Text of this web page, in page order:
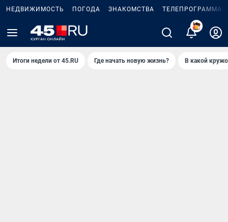
НЕДВИЖИМОСТЬ ПОГОДА ЗНАКОМСТВА ТЕЛЕПРОГРАММА
2
Итоги недели от 45.RU Где начать новую жизнь? В какой